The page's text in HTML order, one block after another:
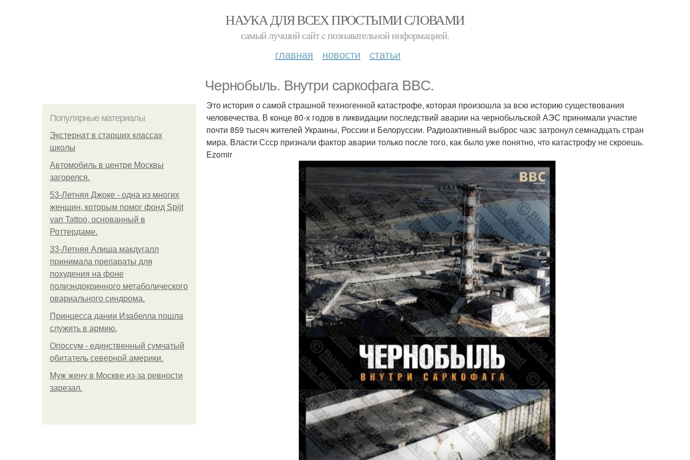
НАУКА ДЛЯ ВСЕХ ПРОСТЫМИ СЛОВАМИ
самый лучший сайт c познавательной информацией.
главная новости статьи
Чернобыль. Внутри саркофага BBC.
Популярные материалы
Экстернат в старших классах
школы
Автомобиль в центре Москвы
загорелся.
53-Летняя Джоке - одна из многих
женщин, которым помог фонд Spijt
van Tattoo, основанный в
Роттердаме.
33-Летняя Алиша макдугалл
принимала препараты для
похудения на фоне
полиэндокринного метаболического
овариального синдрома.
Принцесса дании Изабелла пошла
служить в армию.
Опоссум - единственный сумчатый
обитатель северной америки.
Mуж жену в Москве из-за ревности
зарезал.
Это история о самой страшной техногенной катастрофе, которая произошла за всю историю существования
человечества. В конце 80-х годов в ликвидации последствий аварии на чернобыльской АЭС принимали участие
почти 859 тысяч жителей Украины, России и Белоруссии. Радиоактивный выброс чаэс затронул семнадцать стран
мира. Власти Ссср признали фактор аварии только после того, как было уже понятно, что катастрофу не скроешь.
Ezomir